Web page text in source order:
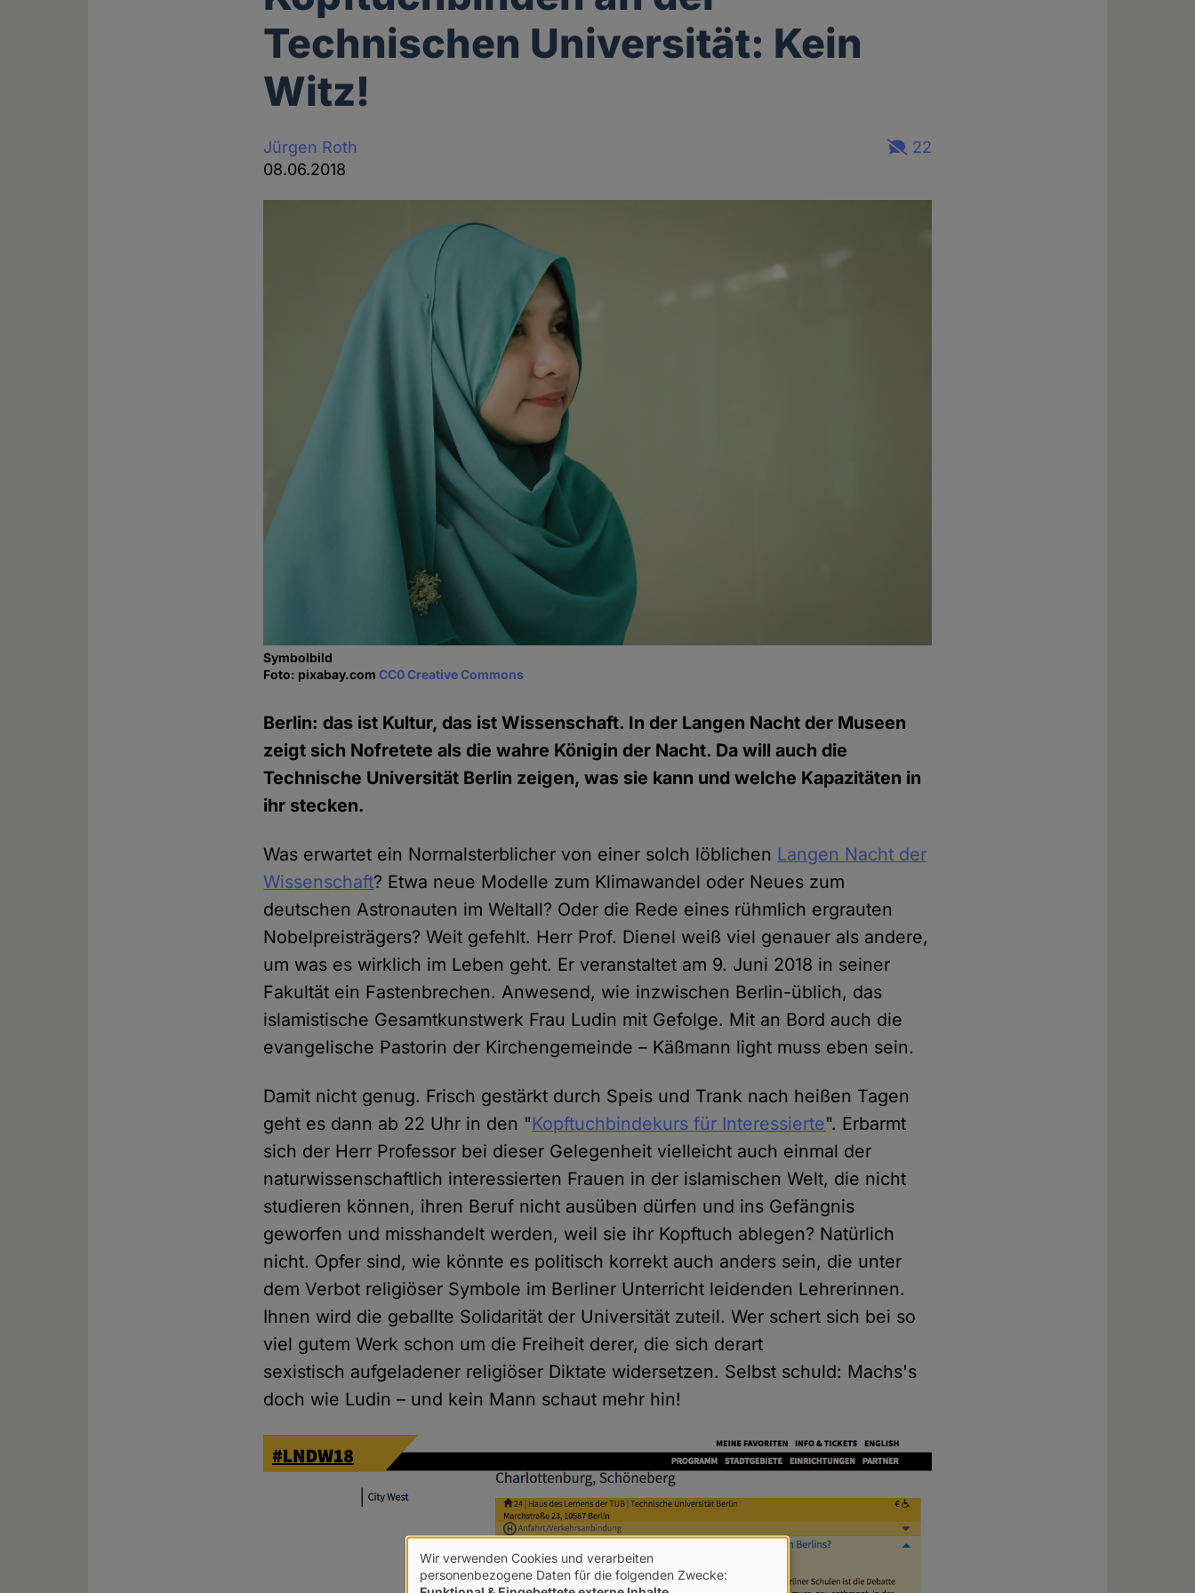
Technischen Universität: Kein
Witz!
Jürgen Roth
08.06.2018
22
Symbolbild
Foto: pixabay.comCC0 Creative Commons
Berlin: das ist Kultur, das ist Wissenschaft. In der Langen Nacht der Museen
zeigt sich Nofretete als die wahre Königin der Nacht. Da will auch die
Technische Universität Berlin zeigen, was sie kann und welche Kapazitäten in
ihr stecken.
Was erwartet ein Normalsterblicher von einer solch löblichen Langen Nacht der
Wissenschaft? Etwa neue Modelle zum Klimawandel oder Neues zum
deutschen Astronauten im Weltall? Oder die Rede eines rühmlich ergrauten
Nobelpreisträgers? Weit gefehlt. Herr Prof. Dienel weiß viel genauer als andere,
um was es wirklich im Leben geht. Er veranstaltet am 9. Juni 2018 in seiner
Fakultät ein Fastenbrechen. Anwesend, wie inzwischen Berlin-üblich, das
islamistische Gesamtkunstwerk Frau Ludin mit Gefolge. Mit an Bord auch die
evangelische Pastorin der Kirchengemeinde – Käßmann light muss eben sein.
Damit nicht genug. Frisch gestärkt durch Speis und Trank nach heißen Tagen
geht es dann ab 22 Uhr in den "Kopftuchbindekurs für Interessierte". Erbarmt
sich der Herr Professor bei dieser Gelegenheit vielleicht auch einmal der
naturwissenschaftlich interessierten Frauen in der islamischen Welt, die nicht
studieren können, ihren Beruf nicht ausüben dürfen und ins Gefängnis
geworfen und misshandelt werden, weil sie ihr Kopftuch ablegen? Natürlich
nicht. Opfer sind, wie könnte es politisch korrekt auch anders sein, die unter
dem Verbot religiöser Symbole im Berliner Unterricht leidenden Lehrerinnen.
Ihnen wird die geballte Solidarität der Universität zuteil. Wer schert sich bei so
viel gutem Werk schon um die Freiheit derer, die sich derart
sexistisch aufgeladener religiöser Diktate widersetzen. Selbst schuld: Machs's
doch wie Ludin – und kein Mann schaut mehr hin!
Verwendung
Wir verwenden Cookies und verarbeiten
personenbezogene Daten für die folgenden Zwecke: